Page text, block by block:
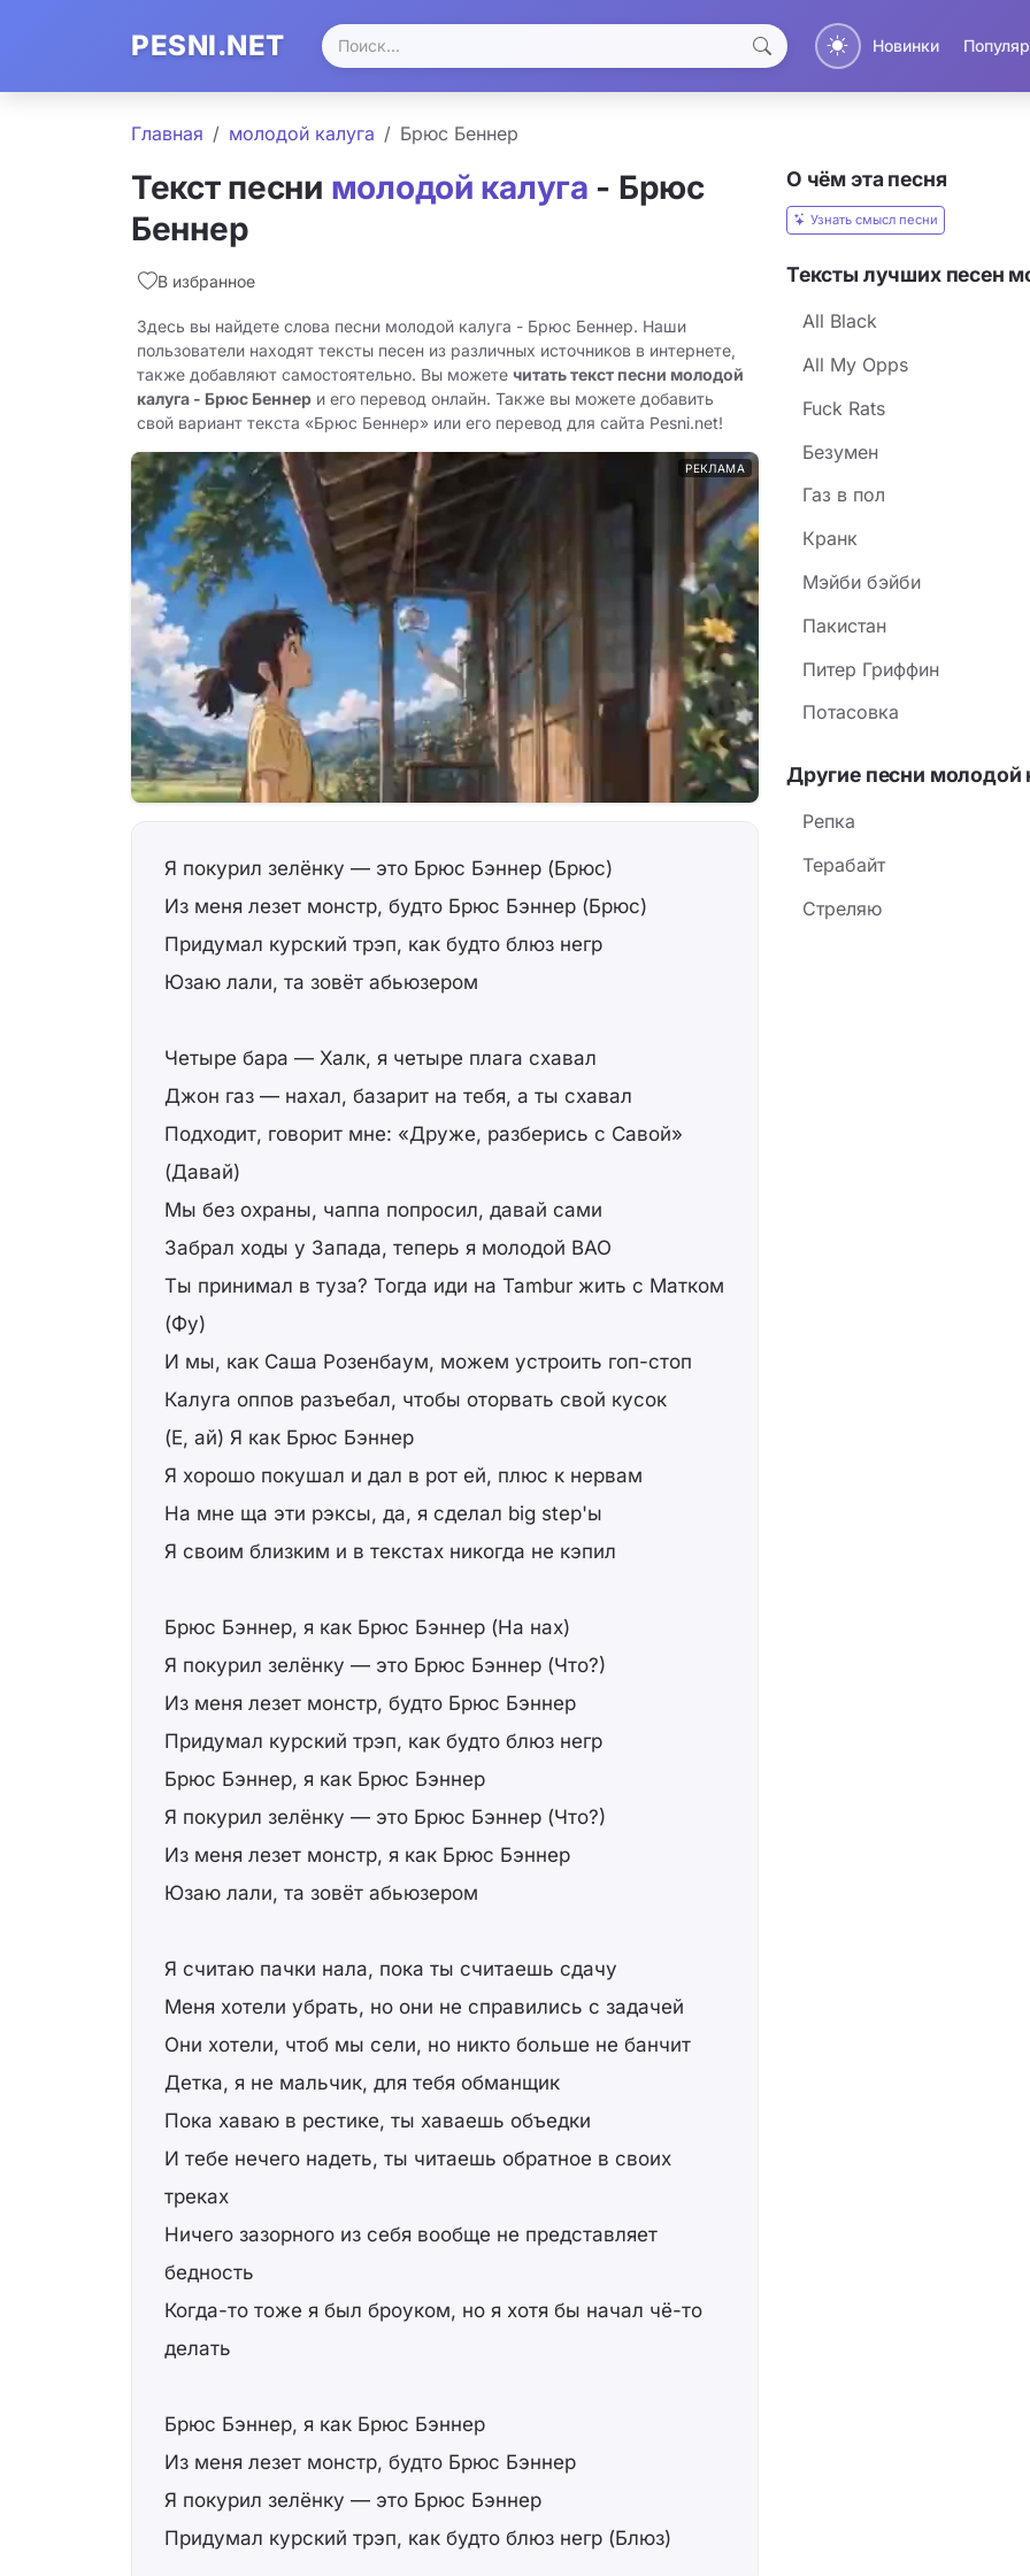
PESNI.NET Новинки
Главная молодой калуга Брюс Беннер
Текст песни молодой калуга - Брюс
Беннер
В избранное
Здесь вы найдете слова песни молодой калуга - Брюс Беннер. Наши
пользователи находят тексты песен из различных источников в интернете,
также добавляют самостоятельно. Вы можете читать текст песни молодой
калуга - Брюс Беннер и его перевод онлайн. Также вы можете добавить
свой вариант текста «Брюс Беннер» или его перевод для сайта Pesni.net!
РЕКЛАМА
Я покурил зелёнку — это Брюс Бэннер (Брюс)
Из меня лезет монстр, будто Брюс Бэннер (Брюс)
Придумал курский трэп, как будто блюз негр
Юзаю лали, та зовёт абьюзером
Четыре бара — Халк, я четыре плага схавал
Джон газ — нахал, базарит на тебя, а ты схавал
Подходит, говорит мне: «Друже, разберись с Савой»
(Давай)
Мы без охраны, чаппа попросил, давай сами
Забрал ходы у Запада, теперь я молодой ВАО
Ты принимал в туза? Тогда иди на Tambur жить с Матком
(Фу)
И мы, как Саша Розенбаум, можем устроить гоп-стоп
Калуга оппов разъебал, чтобы оторвать свой кусок
(Е, ай) Я как Брюс Бэннер
Я хорошо покушал и дал в рот ей, плюс к нервам
На мне ща эти рэксы, да, я сделал big step'ы
Я своим близким и в текстах никогда не кэпил
Брюс Бэннер, я как Брюс Бэннер (На нах)
Я покурил зелёнку — это Брюс Бэннер (Что?)
Из меня лезет монстр, будто Брюс Бэннер
Придумал курский трэп, как будто блюз негр
Брюс Бэннер, я как Брюс Бэннер
Я покурил зелёнку — это Брюс Бэннер (Что?)
Из меня лезет монстр, я как Брюс Бэннер
Юзаю лали, та зовёт абьюзером
Я считаю пачки нала, пока ты считаешь сдачу
Меня хотели убрать, но они не справились с задачей
Они хотели, чтоб мы сели, но никто больше не банчит
Детка, я не мальчик, для тебя обманщик
Пока хаваю в рестике, ты хаваешь объедки
И тебе нечего надеть, ты читаешь обратное в своих
треках
Ничего зазорного из себя вообще не представляет
бедность
Когда-то тоже я был броуком, но я хотя бы начал чё-то
делать
Брюс Бэннер, я как Брюс Бэннер
Из меня лезет монстр, будто Брюс Бэннер
Я покурил зелёнку — это Брюс Бэннер
Придумал курский трэп, как будто блюз негр (Блюз)
О чём эта песня
Узнать смысл песни
Тексты лучших песен
All Black
All My Opps
Fuck Rats
Безумен
Газ в пол
Кранк
Мэйби бэйби
Пакистан
Питер Гриффин
Потасовка
Другие песни молодой
Репка
Терабайт
Стреляю